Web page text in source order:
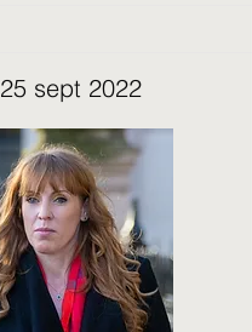
25 sept 2022